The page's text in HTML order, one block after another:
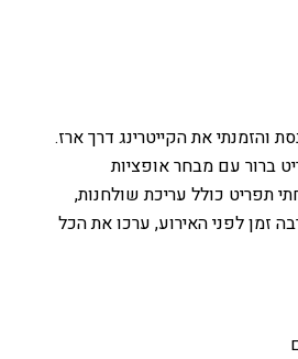
והזמנתי את הקייטרינג דרך ארז.
ברור עם מבחר אופציות
תפריט כולל עריכת שולחנות,
זמן לפני האירוע, ערכו את הכל